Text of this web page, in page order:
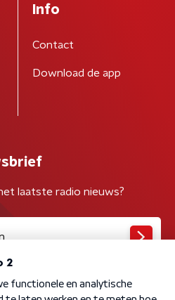
Info
Contact
Download de app
laatste radio nieuws?